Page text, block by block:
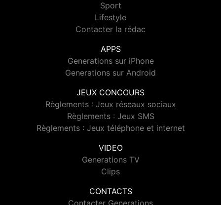
Sport
Lifestyle
Contacter la rédac
APPS
Generations sur iPhone
Generations sur Android
JEUX CONCOURS
Règlements : Jeux réseaux sociaux
Règlements : Jeux SMS
Règlements : Jeux téléphone et internet
VIDEO
Generations TV
Clips
CONTACTS